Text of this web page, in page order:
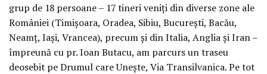
grup de 18 persoane – 17 tineri veniți din diverse zone ale
României (Timișoara, Oradea, Sibiu, București, Bacău,
Neamț, Iași, Vrancea), precum și din Italia, Anglia și Iran –
împreună cu pr. Ioan Butacu, am parcurs un traseu
deosebit pe Drumul care Unește, Via Transilvanica. Pe tot